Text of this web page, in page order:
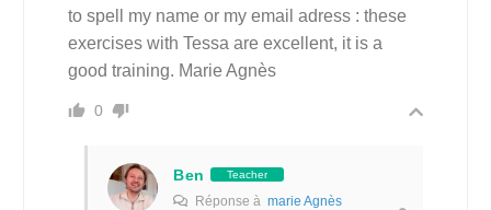
to spell my name or my email adress : these
exercises with Tessa are excellent, it is a
good training. Marie Agnès
0
Ben Teacher
Réponse à marie Agnès